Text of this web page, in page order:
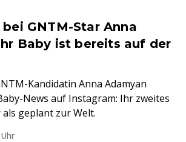
GNTM-Star Anna
Baby ist bereits auf der
Kandidatin Anna Adamyan
News auf Instagram: Ihr zweites
geplant zur Welt.